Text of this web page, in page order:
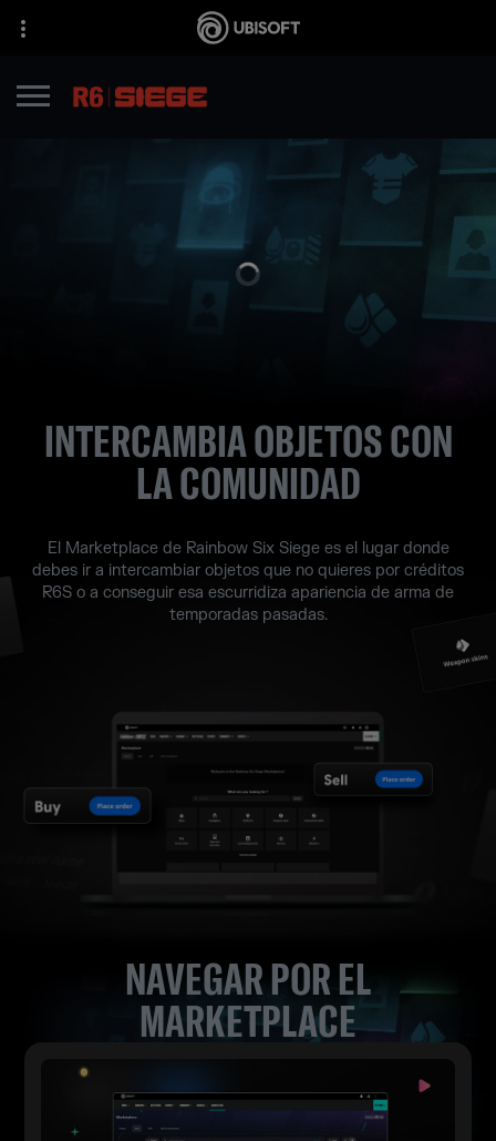
INTERCAMBIA OBJETOS CON
LA COMUNIDAD
El Marketplace de Rainbow Six Siege es el lugar donde
debes ir a intercambiar objetos que no quieres por créditos
R6S o a conseguir esa escurridiza apariencia de arma de
temporadas pasadas.
NAVEGAR POR EL
MARKETPLACE